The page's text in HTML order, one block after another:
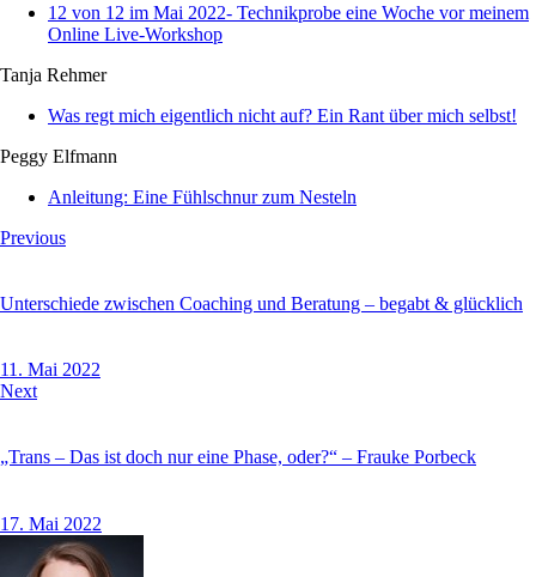
12 von 12 im Mai 2022- Technikprobe eine Woche vor meinem
Online Live-Workshop
Tanja Rehmer
Was regt mich eigentlich nicht auf? Ein Rant über mich selbst!
Peggy Elfmann
Anleitung: Eine Fühlschnur zum Nesteln
Beitragsnavigation
Previous
Unterschiede zwischen Coaching und Beratung – begabt & glücklich
11. Mai 2022
Next
„Trans – Das ist doch nur eine Phase, oder?“ – Frauke Porbeck
17. Mai 2022